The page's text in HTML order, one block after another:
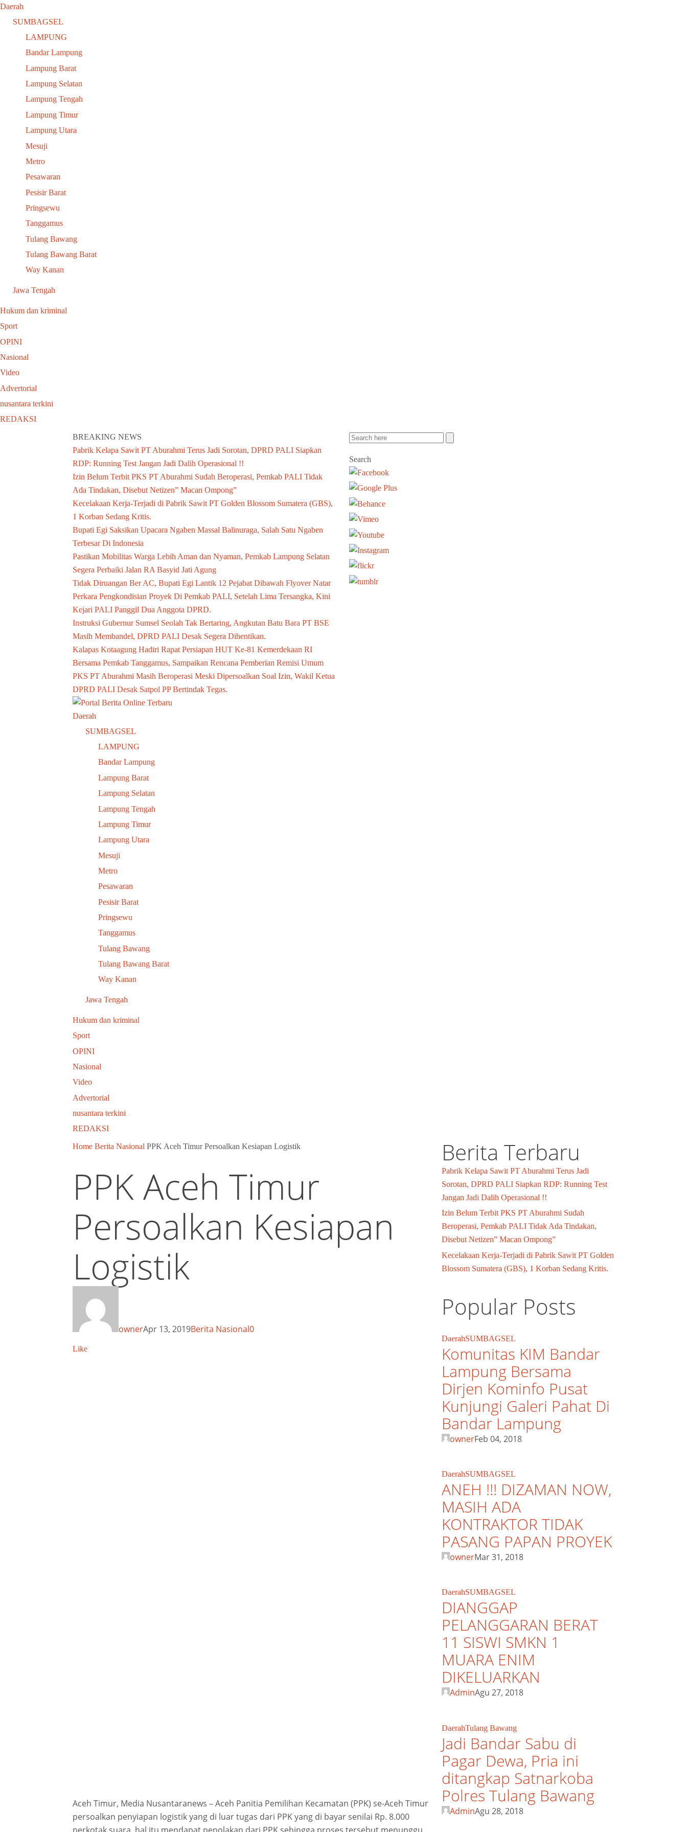
Daerah
SUMBAGSEL
LAMPUNG
Bandar Lampung
Lampung Barat
Lampung Selatan
Lampung Tengah
Lampung Timur
Lampung Utara
Mesuji
Metro
Pesawaran
Pesisir Barat
Pringsewu
Tanggamus
Tulang Bawang
Tulang Bawang Barat
Way Kanan
Jawa Tengah
Hukum dan kriminal
Sport
OPINI
Nasional
Video
Advertorial
nusantara terkini
REDAKSI
BREAKING NEWS
Pabrik Kelapa Sawit PT Aburahmi Terus Jadi Sorotan, DPRD PALI Siapkan
RDP: Running Test Jangan Jadi Dalih Operasional !!
Izin Belum Terbit PKS PT Aburahmi Sudah Beroperasi, Pemkab PALI Tidak
Ada Tindakan, Disebut Netizen” Macan Ompong”
Kecelakaan Kerja-Terjadi di Pabrik Sawit PT Golden Blossom Sumatera (GBS),
1 Korban Sedang Kritis.
Bupati Egi Saksikan Upacara Ngaben Massal Balinuraga, Salah Satu Ngaben
Terbesar Di Indonesia
Pastikan Mobilitas Warga Lebih Aman dan Nyaman, Pemkab Lampung Selatan
Segera Perbaiki Jalan RA Basyid Jati Agung
Tidak Diruangan Ber AC, Bupati Egi Lantik 12 Pejabat Dibawah Flyover Natar
Perkara Pengkondisian Proyek Di Pemkab PALI, Setelah Lima Tersangka, Kini
Kejari PALI Panggil Dua Anggota DPRD.
Instruksi Gubernur Sumsel Seolah Tak Bertaring, Angkutan Batu Bara PT BSE
Masih Membandel, DPRD PALI Desak Segera Dihentikan.
Kalapas Kotaagung Hadiri Rapat Persiapan HUT Ke-81 Kemerdekaan RI
Bersama Pemkab Tanggamus, Sampaikan Rencana Pemberian Remisi Umum
PKS PT Aburahmi Masih Beroperasi Meski Dipersoalkan Soal Izin, Wakil Ketua
DPRD PALI Desak Satpol PP Bertindak Tegas.
Search
Daerah
SUMBAGSEL
LAMPUNG
Bandar Lampung
Lampung Barat
Lampung Selatan
Lampung Tengah
Lampung Timur
Lampung Utara
Mesuji
Metro
Pesawaran
Pesisir Barat
Pringsewu
Tanggamus
Tulang Bawang
Tulang Bawang Barat
Way Kanan
Jawa Tengah
Hukum dan kriminal
Sport
OPINI
Nasional
Video
Advertorial
nusantara terkini
REDAKSI
Home Berita Nasional P P K A c e h T i m u r P e r s o a l k a n K e s i a p a n Lo g i s t i k
P P K A c e h T i m u r
P e r s o a l k a n K e s i a p a n
Lo g i s t i k
ownerApr 13, 2019Berita Nasional0
Like
Aceh Timur, Media Nusantaranews – Aceh Panitia Pemilihan Kecamatan (PPK) se-Aceh Timur
persoalkan penyiapan logistik yang di luar tugas dari PPK yang di bayar senilai Rp. 8.000
Berita Terbaru
Pabrik Kelapa Sawit PT Aburahmi Terus Jadi
Sorotan, DPRD PALI Siapkan RDP: Running Test
Jangan Jadi Dalih Operasional !!
Izin Belum Terbit PKS PT Aburahmi Sudah
Beroperasi, Pemkab PALI Tidak Ada Tindakan,
Disebut Netizen” Macan Ompong”
Kecelakaan Kerja-Terjadi di Pabrik Sawit PT Golden
Blossom Sumatera (GBS), 1 Korban Sedang Kritis.
Popular Posts
DaerahSUMBAGSEL
Komunitas KIM Bandar
Lampung Bersama
Dirjen Kominfo Pusat
Kunjungi Galeri Pahat Di
Bandar Lampung
ownerFeb 04, 2018
DaerahSUMBAGSEL
ANEH !!! DIZAMAN NOW,
MASIH ADA
KONTRAKTOR TIDAK
PASANG PAPAN PROYEK
ownerMar 31, 2018
DaerahSUMBAGSEL
DIANGGAP
PELANGGARAN BERAT
11 SISWI SMKN 1
MUARA ENIM
DIKELUARKAN
AdminAgu 27, 2018
DaerahTulang Bawang
Jadi Bandar Sabu di
Pagar Dewa, Pria ini
ditangkap Satnarkoba
Polres Tulang Bawang
AdminAgu 28, 2018